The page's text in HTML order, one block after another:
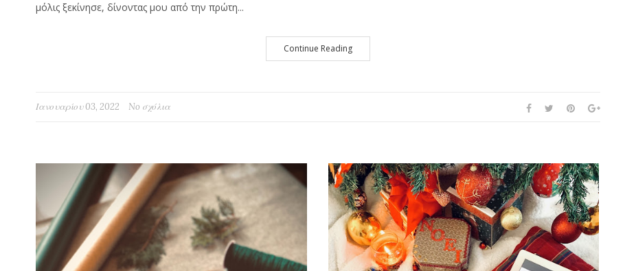
μόλις ξεκίνησε, δίνοντας μου από την πρώτη...
Continue Reading
Ιανουαρίου 03, 2022 No σχόλια